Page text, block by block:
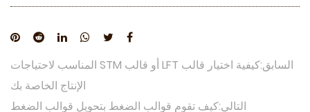
السابق:كيفية اختيار قالب LFT أو قالب STM المناسب لاحتياجات
الإنتاج الخاصة بك
التالي:كيف تقوم قوالب الضغط بتحويل قوالب الضغط